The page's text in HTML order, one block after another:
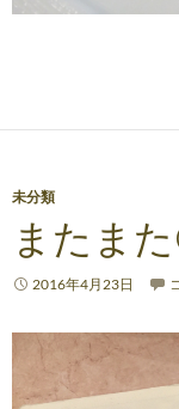
未分類
またま
2016年4月23日